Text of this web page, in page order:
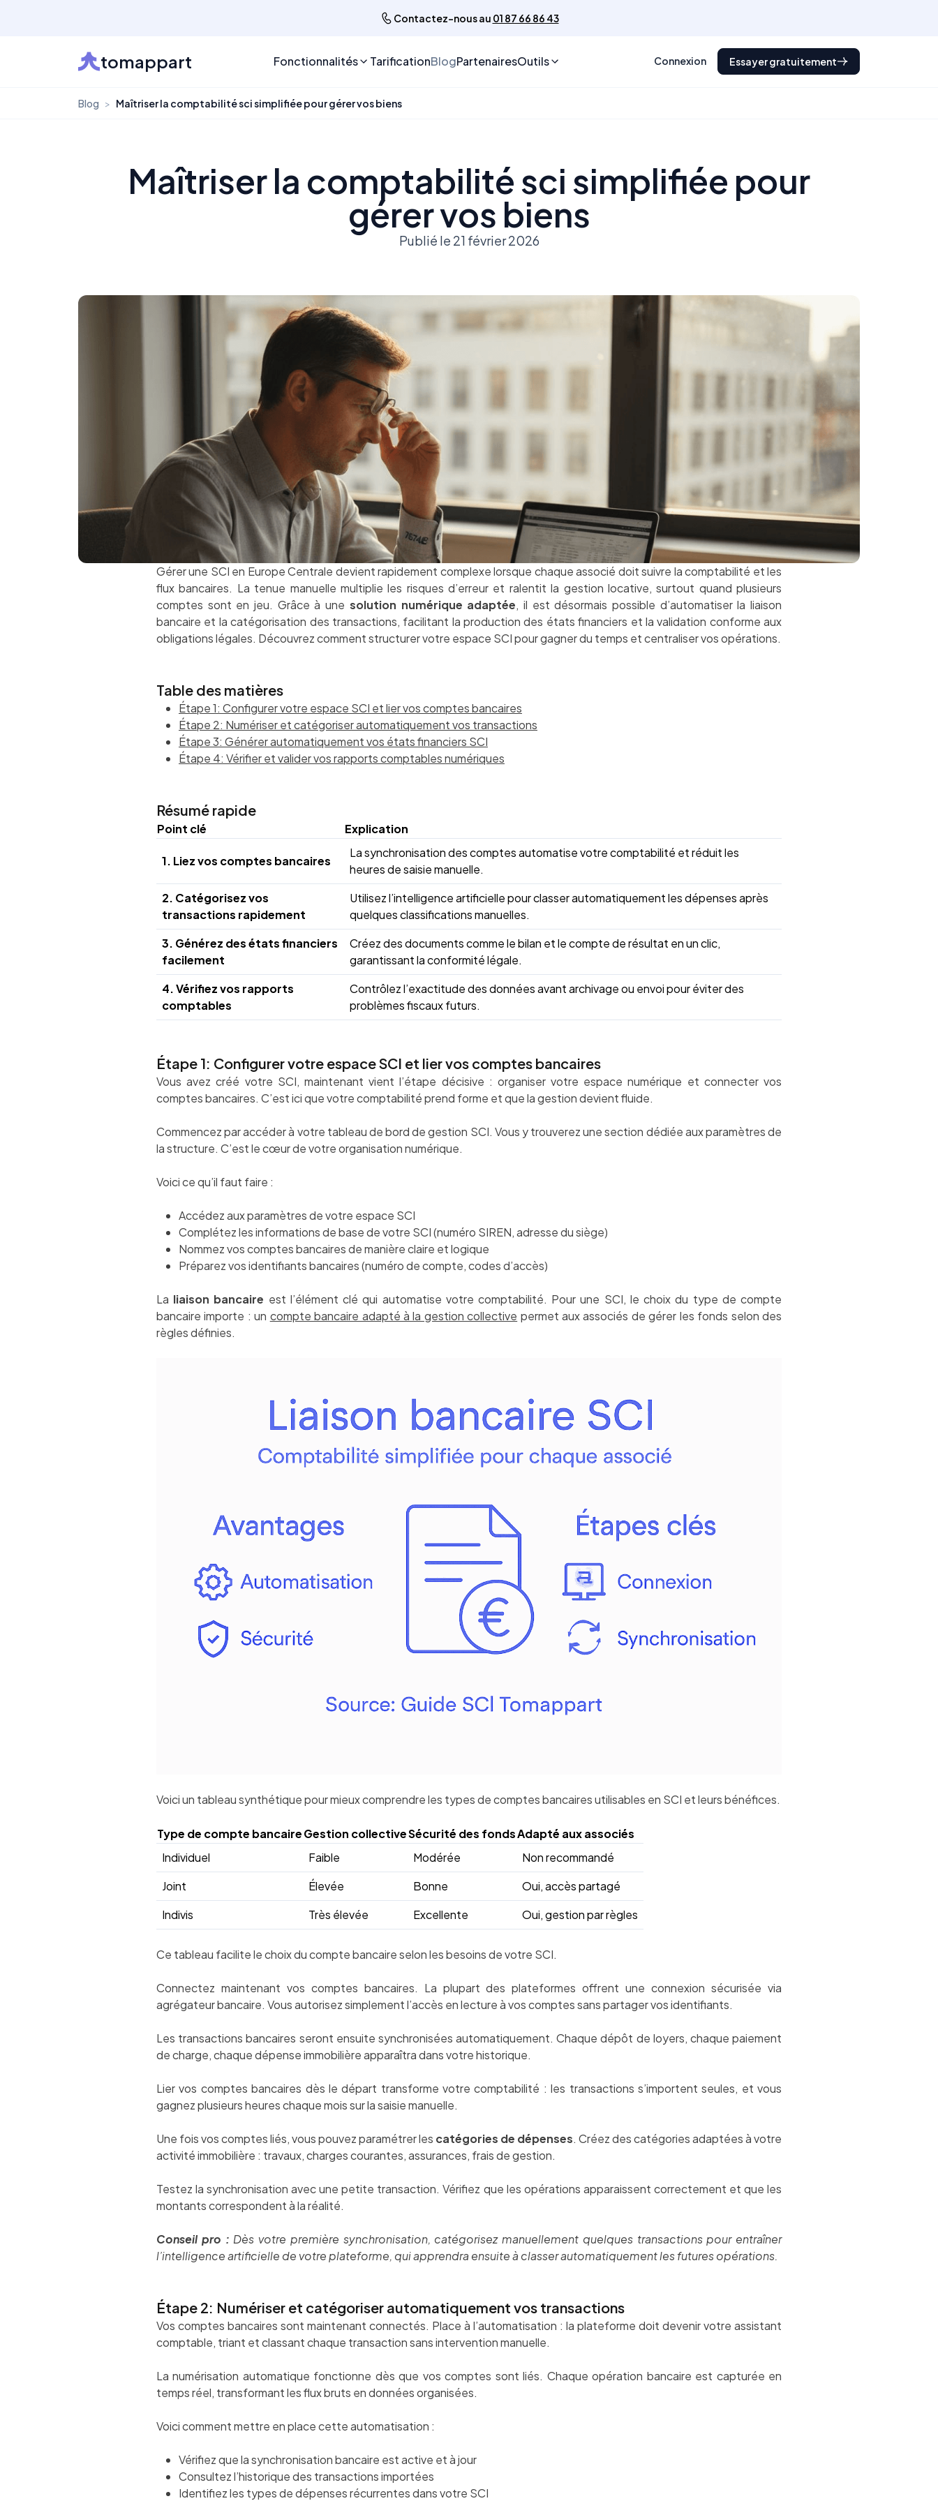
Contactez-nous au 01 87 66 86 43
tomappart Fonctionnalités TarificationBlogPartenairesOutils Connexion Essayer gratuitement
Blog > Maîtriser la comptabilité sci simplifiée pour gérer vos biens
Maîtriser la comptabilité sci simplifiée pour
gérer vos biens
Publié le 21 février 2026
Gérer une SCI en Europe Centrale devient rapidement complexe lorsque chaque associé doit suivre la comptabilité et les
flux bancaires. La tenue manuelle multiplie les risques d’erreur et ralentit la gestion locative, surtout quand plusieurs
comptes sont en jeu. Grâce à une solution numérique adaptée, il est désormais possible d’automatiser la liaison
bancaire et la catégorisation des transactions, facilitant la production des états financiers et la validation conforme aux
obligations légales. Découvrez comment structurer votre espace SCI pour gagner du temps et centraliser vos opérations.
Table des matières
Étape 1: Configurer votre espace SCI et lier vos comptes bancaires
Étape 2: Numériser et catégoriser automatiquement vos transactions
Étape 3: Générer automatiquement vos états financiers SCI
Étape 4: Vérifier et valider vos rapports comptables numériques
Résumé rapide
Point clé Explication
1. Liez vos comptes bancaires
La synchronisation des comptes automatise votre comptabilité et réduit les
heures de saisie manuelle.
2. Catégorisez vos
transactions rapidement
Utilisez l’intelligence artificielle pour classer automatiquement les dépenses après
quelques classifications manuelles.
3. Générez des états financiers
facilement
Créez des documents comme le bilan et le compte de résultat en un clic,
garantissant la conformité légale.
4. Vérifiez vos rapports
comptables
Contrôlez l’exactitude des données avant archivage ou envoi pour éviter des
problèmes fiscaux futurs.
Étape 1: Configurer votre espace SCI et lier vos comptes bancaires
Vous avez créé votre SCI, maintenant vient l’étape décisive : organiser votre espace numérique et connecter vos
comptes bancaires. C’est ici que votre comptabilité prend forme et que la gestion devient fluide.
Commencez par accéder à votre tableau de bord de gestion SCI. Vous y trouverez une section dédiée aux paramètres de
la structure. C’est le cœur de votre organisation numérique.
Voici ce qu’il faut faire :
Accédez aux paramètres de votre espace SCI
Complétez les informations de base de votre SCI (numéro SIREN, adresse du siège)
Nommez vos comptes bancaires de manière claire et logique
Préparez vos identifiants bancaires (numéro de compte, codes d’accès)
La liaison bancaire est l’élément clé qui automatise votre comptabilité. Pour une SCI, le choix du type de compte
bancaire importe : un compte bancaire adapté à la gestion collective permet aux associés de gérer les fonds selon des
règles définies.
Voici un tableau synthétique pour mieux comprendre les types de comptes bancaires utilisables en SCI et leurs bénéfices.
Type de compte bancaireGestion collectiveSécurité des fondsAdapté aux associés
Individuel
Faible Modérée
Non recommandé
Joint
Élevée Bonne
Oui, accès partagé
Indivis
Très élevée Excellente Oui, gestion par règles
Ce tableau facilite le choix du compte bancaire selon les besoins de votre SCI.
Connectez maintenant vos comptes bancaires. La plupart des plateformes offrent une connexion sécurisée via
agrégateur bancaire. Vous autorisez simplement l’accès en lecture à vos comptes sans partager vos identifiants.
Les transactions bancaires seront ensuite synchronisées automatiquement. Chaque dépôt de loyers, chaque paiement
de charge, chaque dépense immobilière apparaîtra dans votre historique.
Lier vos comptes bancaires dès le départ transforme votre comptabilité : les transactions s’importent seules, et vous
gagnez plusieurs heures chaque mois sur la saisie manuelle.
Une fois vos comptes liés, vous pouvez paramétrer les catégories de dépenses. Créez des catégories adaptées à votre
activité immobilière : travaux, charges courantes, assurances, frais de gestion.
Testez la synchronisation avec une petite transaction. Vérifiez que les opérations apparaissent correctement et que les
montants correspondent à la réalité.
Conseil pro : Dès votre première synchronisation, catégorisez manuellement quelques transactions pour entraîner
l’intelligence artificielle de votre plateforme, qui apprendra ensuite à classer automatiquement les futures opérations.
Étape 2: Numériser et catégoriser automatiquement vos transactions
Vos comptes bancaires sont maintenant connectés. Place à l’automatisation : la plateforme doit devenir votre assistant
comptable, triant et classant chaque transaction sans intervention manuelle.
La numérisation automatique fonctionne dès que vos comptes sont liés. Chaque opération bancaire est capturée en
temps réel, transformant les flux bruts en données organisées.
Voici comment mettre en place cette automatisation :
Vérifiez que la synchronisation bancaire est active et à jour
Consultez l’historique des transactions importées
Identifiez les types de dépenses récurrentes dans votre SCI